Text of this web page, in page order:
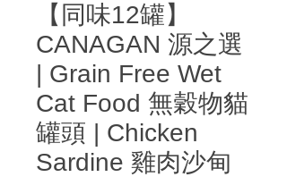
【同味12罐】
CANAGAN 源之選
| Grain Free Wet
Cat Food 無穀物貓
罐頭 | Chicken
Sardine 雞肉沙甸